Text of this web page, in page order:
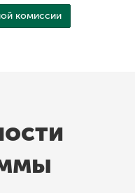
комиссии